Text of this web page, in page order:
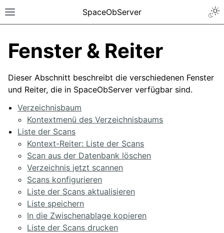
SpaceObServer
Fenster & Reiter
Dieser Abschnitt beschreibt die verschiedenen Fenster
und Reiter, die in SpaceObServer verfügbar sind.
Verzeichnisbaum
Kontextmenü des Verzeichnisbaums
Liste der Scans
Kontext-Reiter: Liste der Scans
Scan aus der Datenbank löschen
Verzeichnis jetzt scannen
Scans konfigurieren
Liste der Scans aktualisieren
Liste speichern
In die Zwischenablage kopieren
Liste der Scans drucken